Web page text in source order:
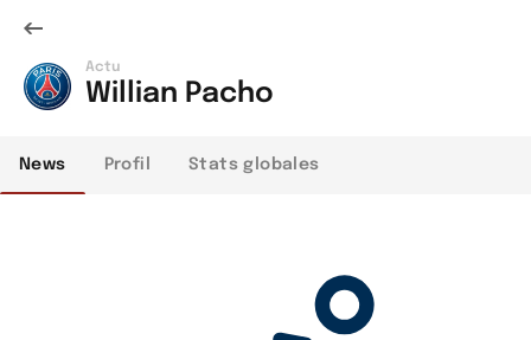
Actu
Willian Pacho
News Profil Stats globales